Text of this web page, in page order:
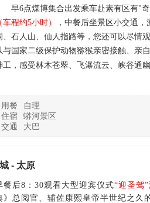
早6点煤博集合出发乘车赴素有 区有"
车程约5小时）
，中餐后坐景区小交通
、石人山、仙人指路等，您还可以尽
与国家二级保护动物猕猴亲密接触、亲
工，感受林木苍翠、飞瀑流云、峡谷通
用餐
自理
住宿
蟒河景区
交通
大巴
- 太原
餐后8：30观看大型迎宾仪式“迎圣驾”
》总阅官、辅佐康熙皇帝半世纪之久